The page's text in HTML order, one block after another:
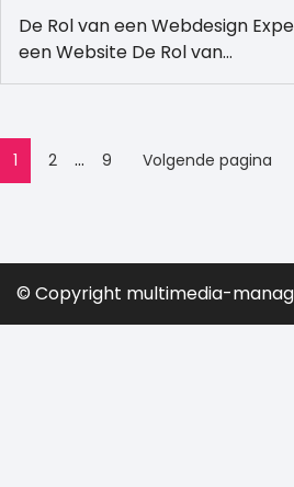
De Rol van een Webdesign
een Website De Rol van…
Posts
pagination
1 2 … 9 Volgende pagina
© Copyright multimedia-